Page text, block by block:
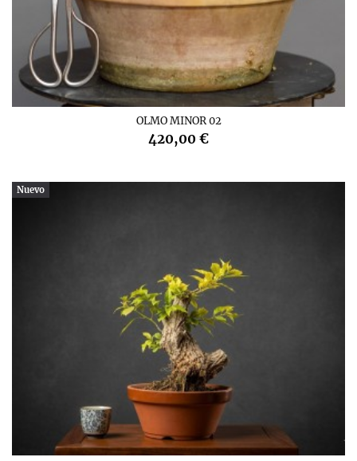
OLMO MINOR 02
420,00 €
Nuevo